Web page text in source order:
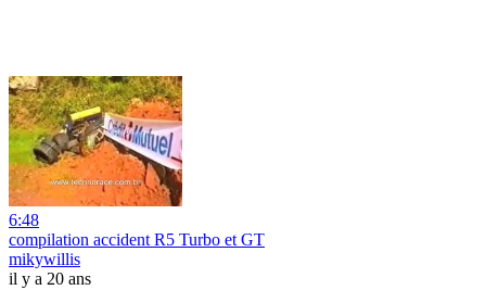
6:48
compilation accident R5 Turbo et GT
mikywillis
il y a 20 ans